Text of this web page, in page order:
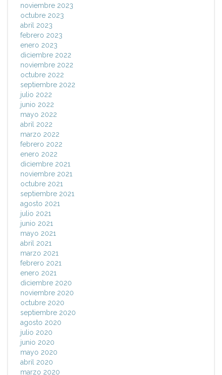
noviembre 2023
octubre 2023
abril 2023
febrero 2023
enero 2023
diciembre 2022
noviembre 2022
octubre 2022
septiembre 2022
julio 2022
junio 2022
mayo 2022
abril 2022
marzo 2022
febrero 2022
enero 2022
diciembre 2021
noviembre 2021
octubre 2021
septiembre 2021
agosto 2021
julio 2021
junio 2021
mayo 2021
abril 2021
marzo 2021
febrero 2021
enero 2021
diciembre 2020
noviembre 2020
octubre 2020
septiembre 2020
agosto 2020
julio 2020
junio 2020
mayo 2020
abril 2020
marzo 2020